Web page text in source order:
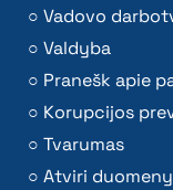
Vadovo
Valdyba
Pranešk apie
Korupcijos
Tvarumas
Atviri